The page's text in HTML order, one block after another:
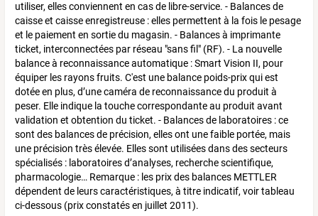
utiliser, elles conviennent en cas de libre-service. - Balances de
caisse et caisse enregistreuse : elles permettent à la fois le pesage
et le paiement en sortie du magasin. - Balances à imprimante
ticket, interconnectées par réseau "sans fil" (RF). - La nouvelle
balance à reconnaissance automatique : Smart Vision II, pour
équiper les rayons fruits. C'est une balance poids-prix qui est
dotée en plus, d’une caméra de reconnaissance du produit à
peser. Elle indique la touche correspondante au produit avant
validation et obtention du ticket. - Balances de laboratoires : ce
sont des balances de précision, elles ont une faible portée, mais
une précision très élevée. Elles sont utilisées dans des secteurs
spécialisés : laboratoires d’analyses, recherche scientifique,
pharmacologie… Remarque : les prix des balances METTLER
dépendent de leurs caractéristiques, à titre indicatif, voir tableau
ci-dessous (prix constatés en juillet 2011).